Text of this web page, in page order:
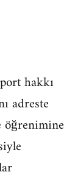
hakkı
adreste
öğrenimine